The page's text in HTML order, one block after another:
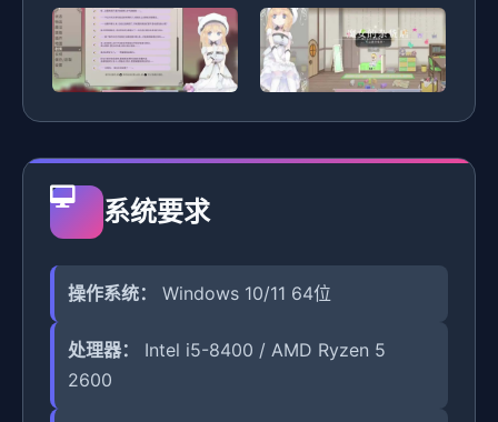
系统要求
操作系统： Windows 10/11 64位
处理器：
Intel i5-8400 / AMD Ryzen 5
2600